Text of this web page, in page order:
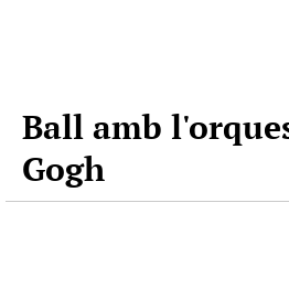
Ball amb
Gogh